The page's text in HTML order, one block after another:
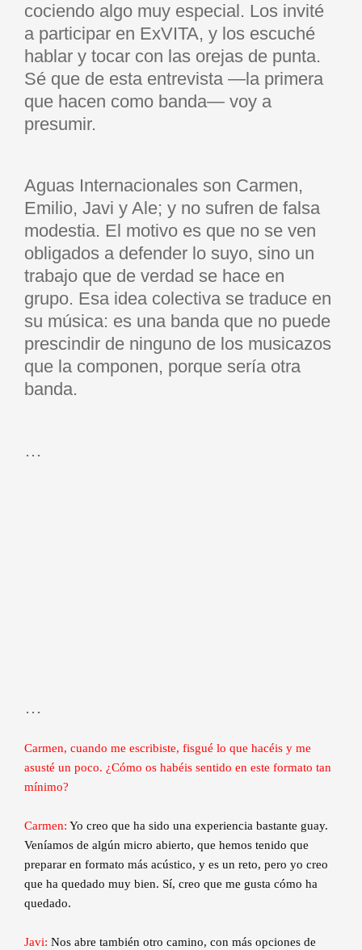
cociendo algo muy especial. Los invité
a participar en ExVITA, y los escuché
hablar y tocar con las orejas de punta.
Sé que de esta entrevista —la primera
que hacen como banda— voy a
presumir.
Aguas Internacionales son Carmen,
Emilio, Javi y Ale; y no sufren de falsa
modestia. El motivo es que no se ven
obligados a defender lo suyo, sino un
trabajo que de verdad se hace en
grupo. Esa idea colectiva se traduce en
su música: es una banda que no puede
prescindir de ninguno de los musicazos
que la componen, porque sería otra
banda.
…
…
Carmen, cuando me escribiste, fisgué lo que hacéis y me
asusté un poco. ¿Cómo os habéis sentido en este formato tan
mínimo?
Carmen: Yo creo que ha sido una experiencia bastante guay.
Veníamos de algún micro abierto, que hemos tenido que
preparar en formato más acústico, y es un reto, pero yo creo
que ha quedado muy bien. Sí, creo que me gusta cómo ha
quedado.
Javi: Nos abre también otro camino, con más opciones de